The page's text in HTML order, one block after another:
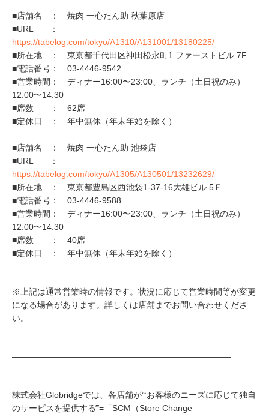
■店舗名 ： 焼肉 一心たん助 秋葉原店
■URL ：
https://tabelog.com/tokyo/A1310/A131001/13180225/
■所在地 ： 東京都千代田区神田松永町1 ファーストビル 7F
■電話番号： 03-4446-9542
■営業時間： ディナー16:00〜23:00、ランチ（土日祝のみ）
12:00〜14:30
■席数 ： 62席
■定休日 ： 年中無休（年末年始を除く）
■店舗名 ： 焼肉 一心たん助 池袋店
■URL ：
https://tabelog.com/tokyo/A1305/A130501/13232629/
■所在地 ： 東京都豊島区西池袋1-37-16大雄ビル 5Ｆ
■電話番号： 03-4446-9588
■営業時間： ディナー16:00〜23:00、ランチ（土日祝のみ）
12:00〜14:30
■席数 ： 40席
■定休日 ： 年中無休（年末年始を除く）
※上記は通常営業時の情報です。状況に応じて営業時間等が変更
になる場合があります。詳しくは店舗までお問い合わせくださ
い。
——————————————————————————
株式会社Globridgeでは、各店舗が‷お客様のニーズに応じて独自
のサービスを提供する‴=「SCM（Store Change